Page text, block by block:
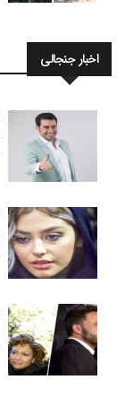
اخبار جنجالی